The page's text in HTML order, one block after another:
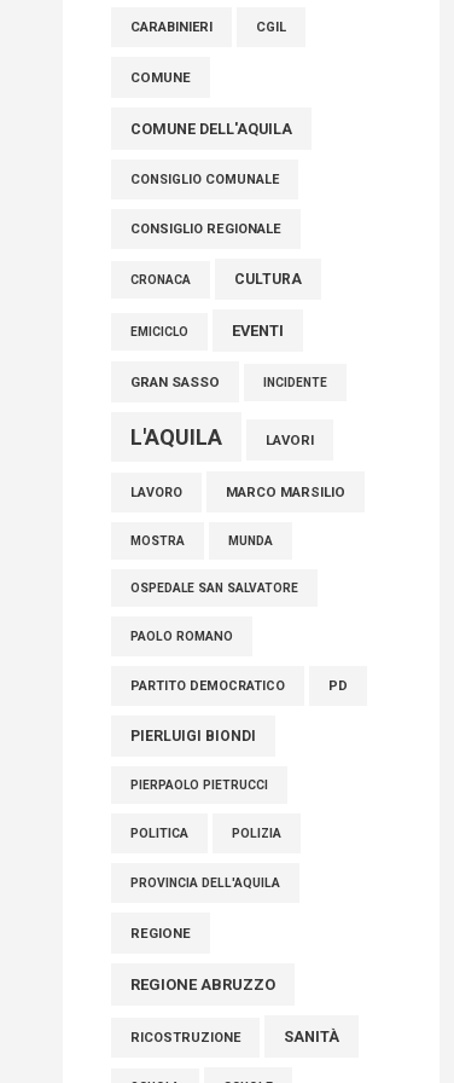
tra cui molti abruzzesi"
06 Agosto 2026
CARABINIERI CGIL
COMUNE
COMUNE DELL'AQUILA
CONSIGLIO COMUNALE
CONSIGLIO REGIONALE
CRONACA CULTURA
EMICICLO EVENTI
GRAN SASSO INCIDENTE
L'AQUILA LAVORI
LAVORO MARCO MARSILIO
MOSTRA MUNDA
OSPEDALE SAN SALVATORE
PAOLO ROMANO
PARTITO DEMOCRATICO PD
PIERLUIGI BIONDI
PIERPAOLO PIETRUCCI
POLITICA POLIZIA
PROVINCIA DELL'AQUILA
REGIONE
REGIONE ABRUZZO
RICOSTRUZIONE SANITÀ